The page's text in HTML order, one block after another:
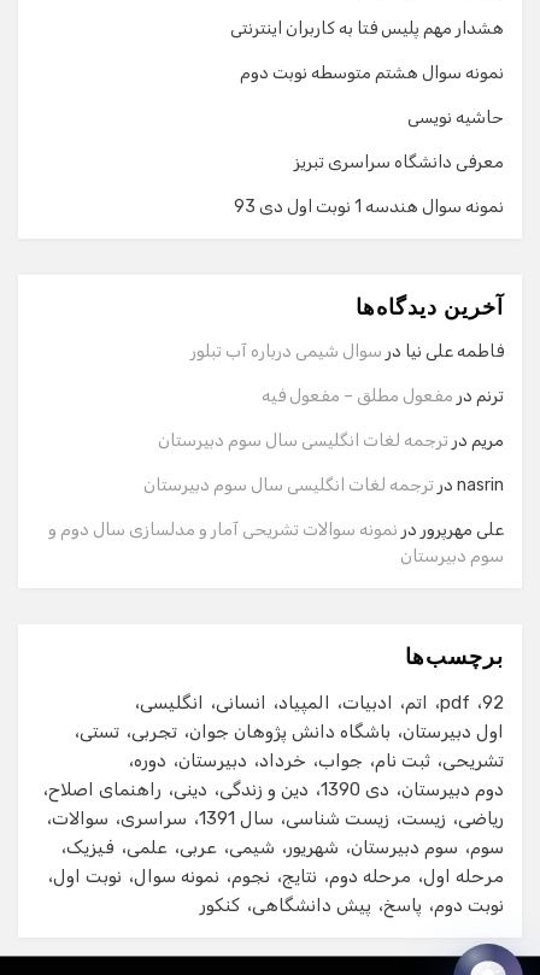
هشدار مهم پلیس فتا به کاربران اینترنتی
نمونه سوال هشتم متوسطه نوبت دوم
حاشیه نویسی
معرفی دانشگاه سراسری تبریز
نمونه سوال هندسه 1 نوبت اول دی 93
آخرین دیدگاه‌ها
فاطمه علی نیا در سوال شیمی درباره آب تبلور
ترنم در مفعول مطلق – مفعول فیه
مریم در ترجمه لغات انگلیسی سال سوم دبیرستان
nasrin در ترجمه لغات انگلیسی سال سوم دبیرستان
علی مهرپرور در نمونه سوالات تشریحی آمار و مدلسازی سال دوم و
سوم دبیرستان
برچسب‌ها
92
pdf اتم ادبیات المپیاد انسانی
انگلیسی
اول دبیرستان
باشگاه دانش پژوهان جوان تجربی تستی
تشریحی ثبت نام جواب خرداد دبیرستان
دوره
دوم دبیرستان
دی 1390 دین و زندگی دینی
راهنمای اصلاح
ریاضی
زیست زیست شناسی سال 1391 سراسری
سوالات
سوم
سوم دبیرستان شهریور شیمی عربی علمی
فیزیک
مرحله اول
مرحله دوم نتایج نجوم نمونه سوال
نوبت اول
نوبت دوم
پاسخ پیش دانشگاهی کنکور
گفت‌وگو با دستیار هوشمند
سلام! برای شروع گفت‌وگو لطفاً شماره تماس یا ایمیل خود را
وارد کنید.
ایمیل